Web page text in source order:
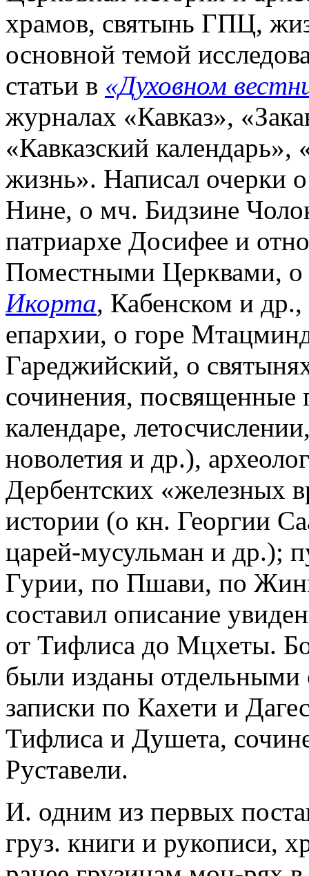
храмов, святынь ГПЦ,
основной темой
статьи в «Духовном
журналах «Кавказ»,
«Кавказский календарь»,
жизнь». Написал очерки
Нине, о мч. Бидзине
патриархе Досифее и
Поместными Церквами,
Икорта, Кабенском и др.,
епархии, о горе
Гареджийский, о
сочинения, посвященные
календаре,
новолетия и др.),
Дербентских «железных
истории (о кн. Георгии
царей-мусульман и др.);
Гурии, по Пшави, по
составил описание
от Тифлиса до Мцхеты.
были изданы отдельными
записки по Кахети и
Тифлиса и Душета,
Руставели.
И. одним из первых
груз. книги и рукописи,